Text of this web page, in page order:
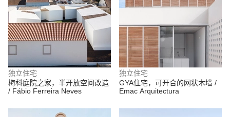
独立住宅
梅科庭院之家，半开放空间改造
/ Fábio Ferreira Neves
独立住宅
GYA住宅，可开合的网状木墙 /
Emac Arquitectura